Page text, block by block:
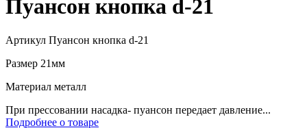
Пуансон кнопка d-21
Артикул Пуансон кнопка d-21
Размер 21мм
Материал металл
При прессовании насадка- пуансон передает давление...
Подробнее о товаре